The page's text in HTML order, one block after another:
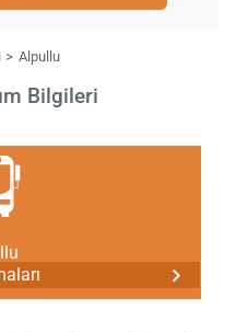
Alpullu
Bilgileri